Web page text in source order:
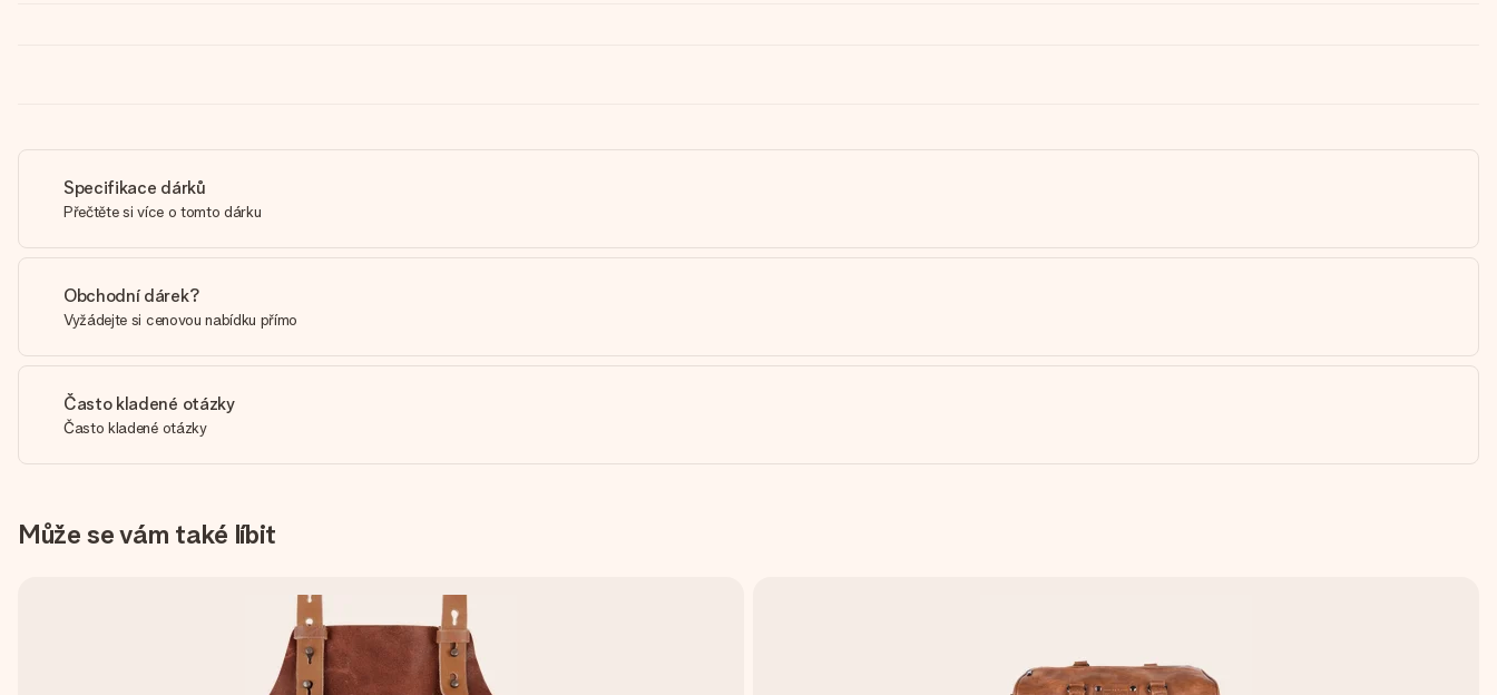
Specifikace dárků
Přečtěte si více o tomto dárku
Obchodní dárek?
Vyžádejte si cenovou nabídku přímo
Často kladené otázky
Často kladené otázky
Může se vám také líbit